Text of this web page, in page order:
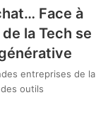
Face à
la Tech se
entreprises de la
outils